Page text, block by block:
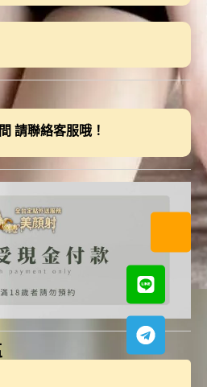
請聯絡客服哦！